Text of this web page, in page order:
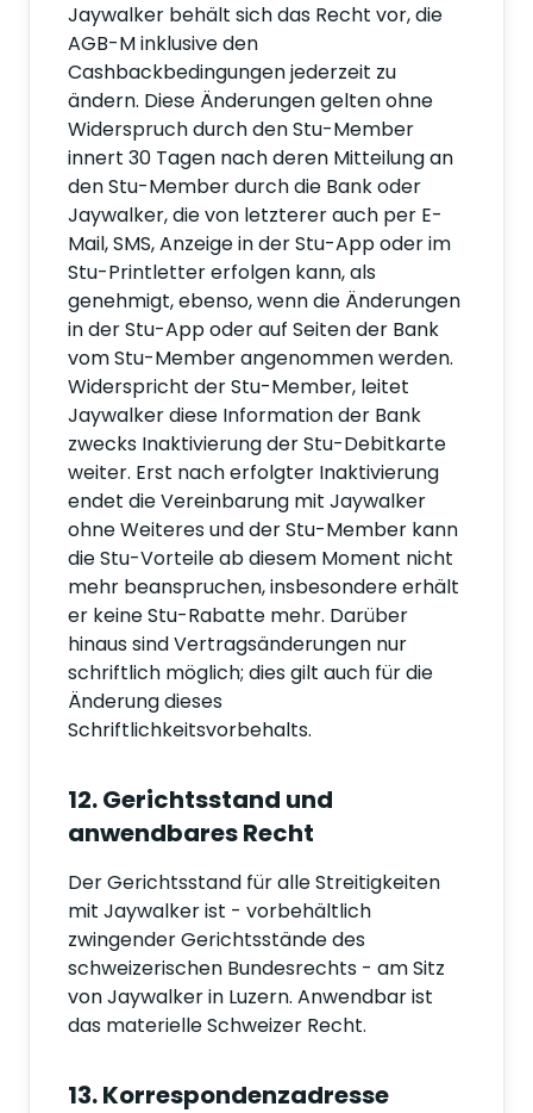
Jaywalker behält sich das Recht vor, die
AGB-M inklusive den
Cashbackbedingungen jederzeit zu
ändern. Diese Änderungen gelten ohne
Widerspruch durch den Stu-Member
innert 30 Tagen nach deren Mitteilung an
den Stu-Member durch die Bank oder
Jaywalker, die von letzterer auch per E-
Mail, SMS, Anzeige in der Stu-App oder im
Stu-Printletter erfolgen kann, als
genehmigt, ebenso, wenn die Änderungen
in der Stu-App oder auf Seiten der Bank
vom Stu-Member angenommen werden.
Widerspricht der Stu-Member, leitet
Jaywalker diese Information der Bank
zwecks Inaktivierung der Stu-Debitkarte
weiter. Erst nach erfolgter Inaktivierung
endet die Vereinbarung mit Jaywalker
ohne Weiteres und der Stu-Member kann
die Stu-Vorteile ab diesem Moment nicht
mehr beanspruchen, insbesondere erhält
er keine Stu-Rabatte mehr. Darüber
hinaus sind Vertragsänderungen nur
schriftlich möglich; dies gilt auch für die
Änderung dieses
Schriftlichkeitsvorbehalts.
12. Gerichtsstand und
anwendbares Recht
Der Gerichtsstand für alle Streitigkeiten
mit Jaywalker ist - vorbehältlich
zwingender Gerichtsstände des
schweizerischen Bundesrechts - am Sitz
von Jaywalker in Luzern. Anwendbar ist
das materielle Schweizer Recht.
13. Korrespondenzadresse